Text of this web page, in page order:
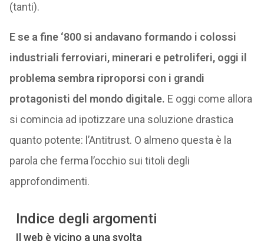
(tanti).
E se a fine ‘800 si andavano formando i colossi
industriali ferroviari, minerari e petroliferi, oggi il
problema sembra riproporsi con i grandi
protagonisti del mondo digitale. E oggi come allora
si comincia ad ipotizzare una soluzione drastica
quanto potente: l’Antitrust. O almeno questa è la
parola che ferma l’occhio sui titoli degli
approfondimenti.
Indice degli argomenti
Il web è vicino a una svolta